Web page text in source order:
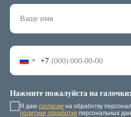
+7
Нажмите пожалуйста на галочки:
Я даю согласие на обработку
политики обработки персональных